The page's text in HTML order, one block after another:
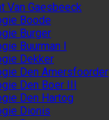
Van Gaesbeeck
Boode
Burger
Buurman I
Dekker
Den Amersfoorder
Den Boer III
Den Hartog
Dionis